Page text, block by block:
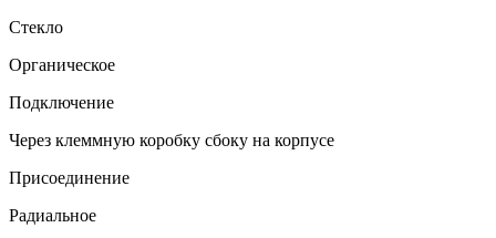
Стекло
Органическое
Подключение
Через клеммную коробку сбоку на корпусе
Присоединение
Радиальное